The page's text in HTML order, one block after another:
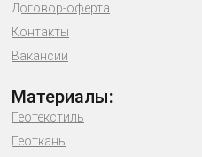
Договор-оферта
Контакты
Вакансии
Материалы:
Геотекстиль
Геоткань